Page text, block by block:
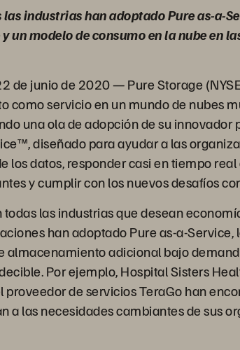
las industrias han adoptado Pure as-a-
un modelo de consumo en la nube en
de junio de 2020 — Pure Storage
como servicio en un mundo de nubes
una ola de adopción de su innovador
diseñado para ayudar a las
los datos, responder casi en tiempo real
y cumplir con los nuevos desafíos
todas las industrias que desean
han adoptado Pure as-a-Service,
almacenamiento adicional bajo
Por ejemplo, Hospital Sisters
proveedor de servicios TeraGo han
a las necesidades cambiantes de sus